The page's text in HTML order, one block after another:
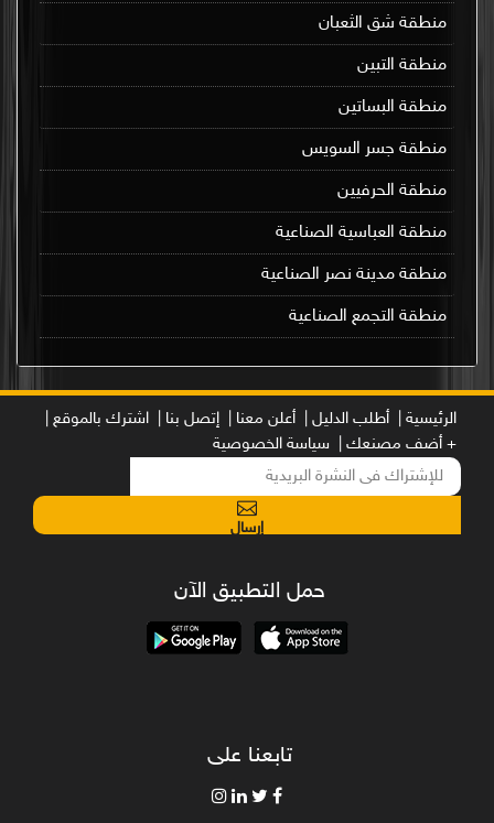
منطقة شق الثعبان
منطقة التبين
منطقة البساتين
منطقة جسر السويس
منطقة الحرفيين
منطقة العباسية الصناعية
منطقة مدينة نصر الصناعية
منطقة التجمع الصناعية
الرئيسية | أطلب الدليل | أعلن معنا | إتصل بنا |
اشترك بالموقع |
+ أضف مصنعك |
سياسة الخصوصية
إرسال
حمل التطبيق الآن
تابعنا على